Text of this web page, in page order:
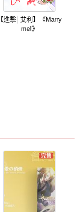
【進擊│艾利】《Marry
me!》